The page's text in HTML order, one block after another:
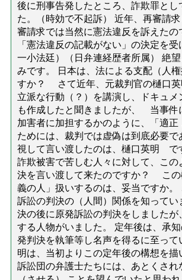
後に刑事告発したところ、詐欺罪とし
た。（時効で不起訴） 近年、再審請
審請求では当然に憲法違反を訴えたの
「憲法違反の記載がない」の決定を
一小法廷）（日弁連経歴者所属） 絶
みです。 日本は、法による支配（人
すか？ さて近年、元裁判官の樋口英
立派な行動（？）を講演し、ドキュメ
も作成したと聞きましたが、 当事件
加害者に加担するかのように、「適正
ためには、裁判では虚偽は到底必要で
視して言い渡したのは、樋口英明 で
詐欺被害で苦しむ人々に対して、この
決を言い渡して来たのですか？ この
義の人」扱いするのは、妥当ですか。
訴訟の判決の（人間）関係を知ってい
決の後に原発訴訟の判決をしましたが
する人物がいました。 定年後は、承
発判決を執筆等し名声を得るに至って
明は、当初よりこの定年後の構想を描
訴訟団の弁護士たちには、あとくされ